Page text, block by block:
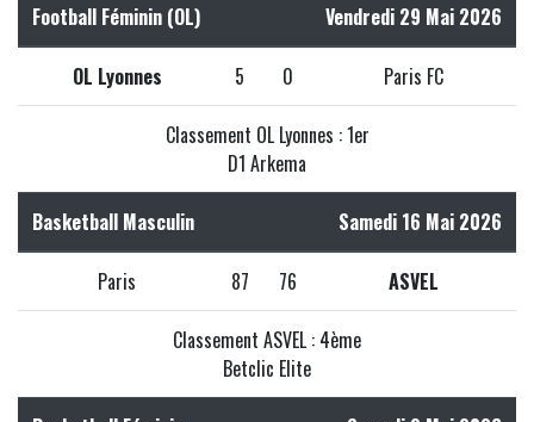
Football Féminin (OL) Vendredi 29 Mai 2026
OL Lyonnes 5 0 Paris FC
Classement OL Lyonnes : 1er
D1 Arkema
Basketball Masculin Samedi 16 Mai 2026
Paris 87 76 ASVEL
Classement ASVEL : 4ème
Betclic Elite